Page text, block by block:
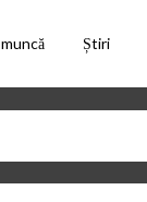
Știri